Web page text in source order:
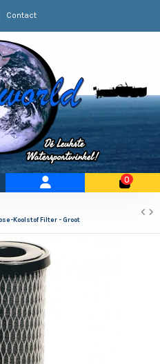
Contact
0
Koolstof Filter - Groot